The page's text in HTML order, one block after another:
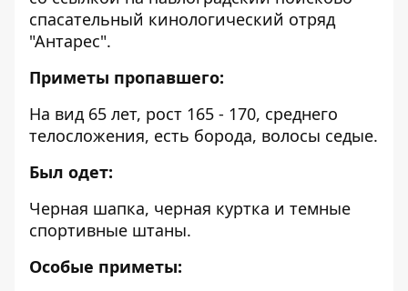
спасательный кинологический отряд
"Антарес".
Приметы пропавшего:
На вид 65 лет, рост 165 - 170, среднего
телосложения, есть борода, волосы седые.
Был одет:
Черная шапка, черная куртка и темные
спортивные штаны.
Особые приметы: